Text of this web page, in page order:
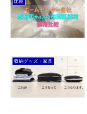
比較
収納グッズ・家具